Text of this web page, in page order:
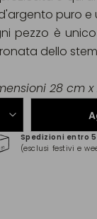
Spedizioni entro
(esclusi festivi e
puro e
pezzo è
dello
28 cm